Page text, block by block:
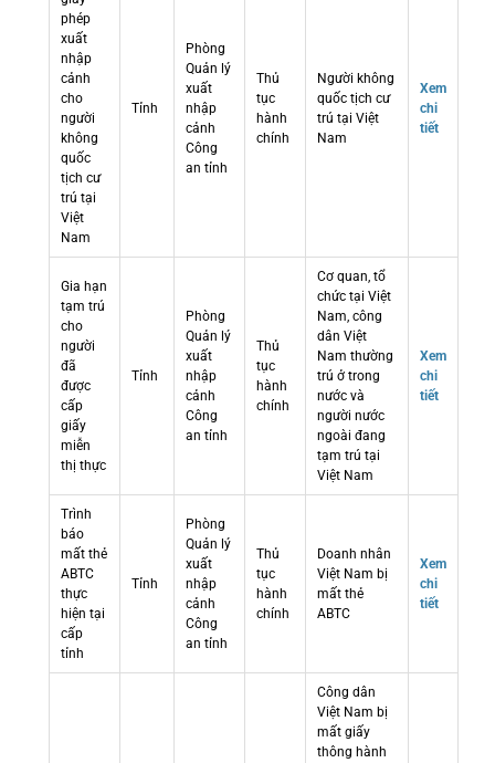
phép
xuất
nhập
cảnh
cho
người
không
quốc
tịch cư
trú tại
Việt
Nam
Tỉnh
Phòng
Quản lý
xuất
nhập
cảnh
Công
an tỉnh
Thủ
tục
hành
chính
Người không
quốc tịch cư
trú tại Việt
Nam
Xem
chi
tiết
Gia hạn
tạm trú
cho
người
đã
được
cấp
giấy
miễn
thị thực
Tỉnh
Phòng
Quản lý
xuất
nhập
cảnh
Công
an tỉnh
Thủ
tục
hành
chính
Cơ quan, tổ
chức tại Việt
Nam, công
dân Việt
Nam thường
trú ở trong
nước và
người nước
ngoài đang
tạm trú tại
Việt Nam
Xem
chi
tiết
Trình
báo
mất thẻ
ABTC
thực
hiện tại
cấp
tỉnh
Tỉnh
Phòng
Quản lý
xuất
nhập
cảnh
Công
an tỉnh
Thủ
tục
hành
chính
Doanh nhân
Việt Nam bị
mất thẻ
ABTC
Xem
chi
tiết
Công dân
Việt Nam bị
mất giấy
thông hành